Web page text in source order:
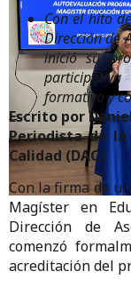
Con el hito
Dirección de
inició su
formativo y
Escrito por
Periodista de
Calidad (DAC)
Con la firma de
Magíster en
Dirección de
comenzó
acreditación del